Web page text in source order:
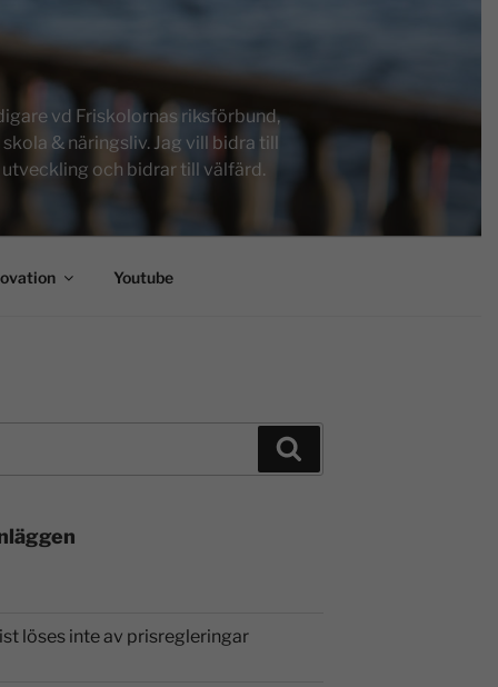
vd Friskolornas riksförbund,
& näringsliv. Jag vill bidra till
och bidrar till välfärd.
Youtube
löses inte av prisregleringar